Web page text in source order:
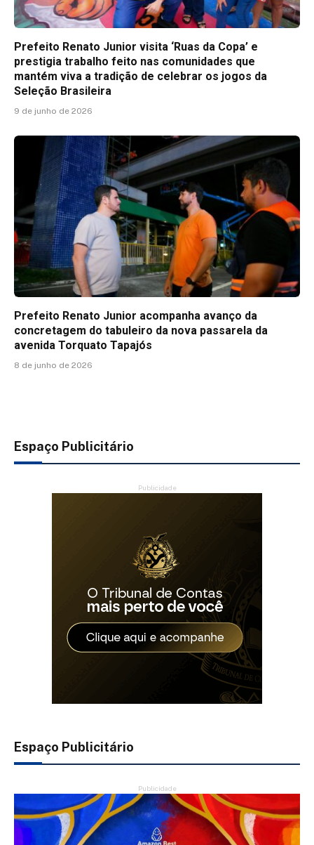
Prefeito Renato Junior visita ‘Ruas da Copa’ e
prestigia trabalho feito nas comunidades que
mantém viva a tradição de celebrar os jogos da
Seleção Brasileira
9 de junho de 2026
Prefeito Renato Junior acompanha avanço da
concretagem do tabuleiro da nova passarela da
avenida Torquato Tapajós
8 de junho de 2026
Espaço Publicitário
Publicidade
Espaço Publicitário
Publicidade